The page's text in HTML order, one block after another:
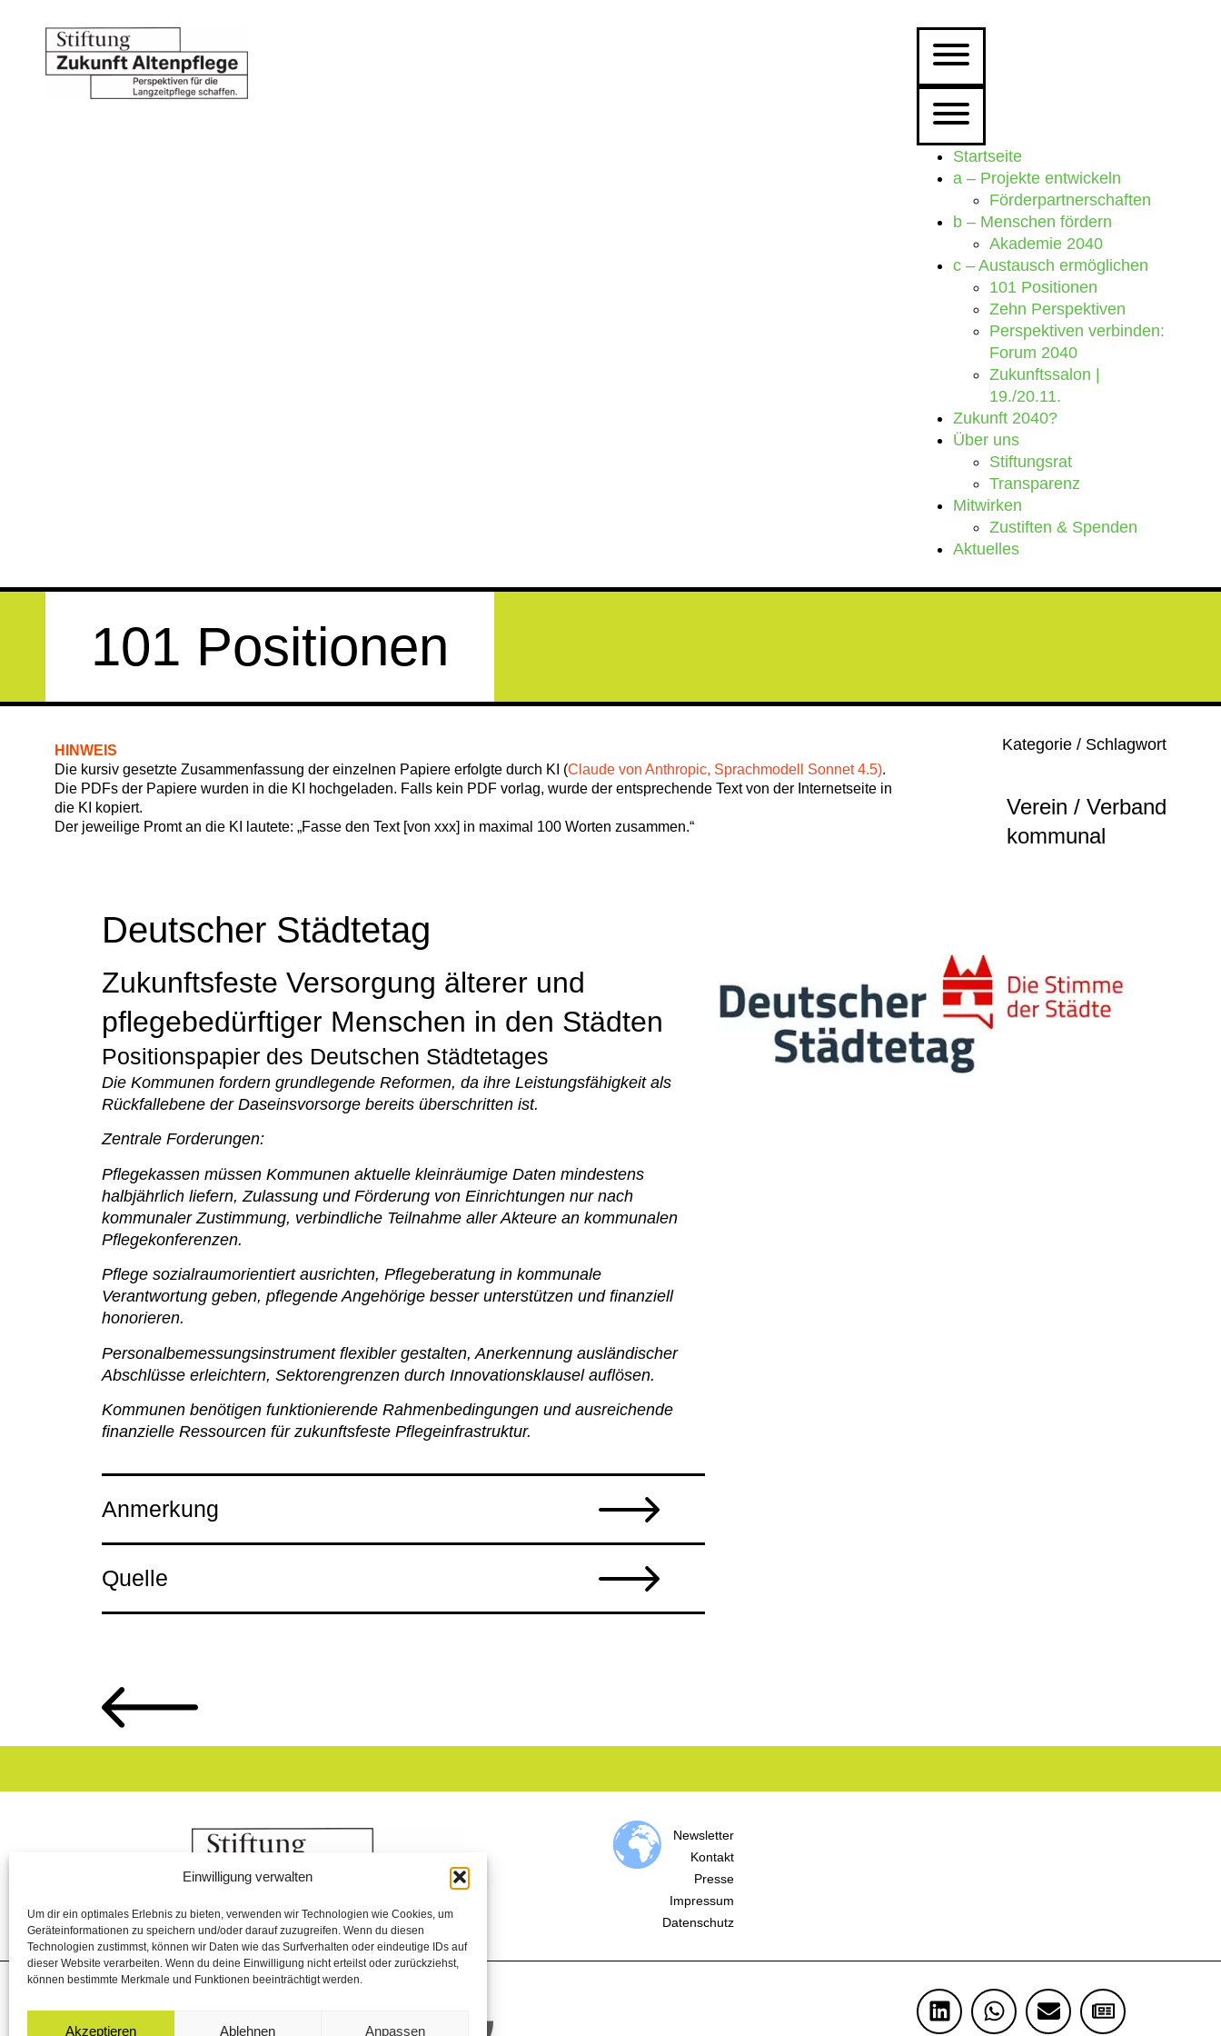
Einwilligung verwalten
Um dir ein optimales Erlebnis zu bieten, verwenden wir Technologien wie Cookies, um
Geräteinformationen zu speichern und/oder darauf zuzugreifen. Wenn du diesen
Technologien zustimmst, können wir Daten wie das Surfverhalten oder eindeutige IDs auf
dieser Website verarbeiten. Wenn du deine Einwilligung nicht erteilst oder zurückziehst,
können bestimmte Merkmale und Funktionen beeinträchtigt werden.
Akzeptieren Ablehnen Anpassen
Startseite
a – Projekte entwickeln
Förderpartnerschaften
b – Menschen fördern
Akademie 2040
c – Austausch ermöglichen
101 Positionen
Zehn Perspektiven
Perspektiven verbinden:
Forum 2040
Zukunftssalon |
19./20.11.
Zukunft 2040?
Über uns
Stiftungsrat
Transparenz
Mitwirken
Zustiften & Spenden
Aktuelles
101 Positionen
HINWEIS
Die kursiv gesetzte Zusammenfassung der einzelnen Papiere erfolgte durch KI (Claude von Anthropic, Sprachmodell Sonnet 4.5).
Die PDFs der Papiere wurden in die KI hochgeladen. Falls kein PDF vorlag, wurde der entsprechende Text von der Internetseite in
die KI kopiert.
Der jeweilige Promt an die KI lautete: „Fasse den Text [von xxx] in maximal 100 Worten zusammen.“
Kategorie / Schlagwort
Verein / Verband
kommunal
Deutscher Städtetag
Zukunftsfeste Versorgung älterer und
pflegebedürftiger Menschen in den Städten
Positionspapier des Deutschen Städtetages
Die Kommunen fordern grundlegende Reformen, da ihre Leistungsfähigkeit als
Rückfallebene der Daseinsvorsorge bereits überschritten ist.
Zentrale Forderungen:
Pflegekassen müssen Kommunen aktuelle kleinräumige Daten mindestens
halbjährlich liefern, Zulassung und Förderung von Einrichtungen nur nach
kommunaler Zustimmung, verbindliche Teilnahme aller Akteure an kommunalen
Pflegekonferenzen.
Pflege sozialraumorientiert ausrichten, Pflegeberatung in kommunale
Verantwortung geben, pflegende Angehörige besser unterstützen und finanziell
honorieren.
Personalbemessungsinstrument flexibler gestalten, Anerkennung ausländischer
Abschlüsse erleichtern, Sektorengrenzen durch Innovationsklausel auflösen.
Kommunen benötigen funktionierende Rahmenbedingungen und ausreichende
finanzielle Ressourcen für zukunftsfeste Pflegeinfrastruktur.
Anmerkung
Quelle
Newsletter
Kontakt
Presse
Impressum
Datenschutz